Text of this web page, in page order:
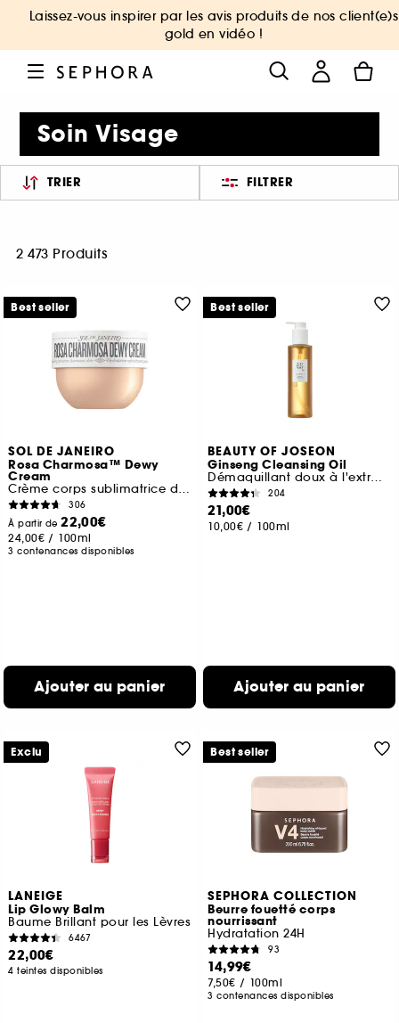
Laissez-vous inspirer par les avis produits de nos client(e)s
gold en vidéo !
Soin Visage
TRIER FILTRER
2 473 Produits
SOL DE JANEIRO
Rosa Charmosa™ Dewy
Cream
Crème corps sublimatrice d'éclat
306
À partir de22,00€
24,00€ / 100ml
3 contenances disponibles
Ajouter au panier
Best seller
BEAUTY OF JOSEON
Ginseng Cleansing Oil
Démaquillant doux à l'extrait de ginseng
204
21,00€
10,00€ / 100ml
Ajouter au panier
Best seller
LANEIGE
Lip Glowy Balm
Baume Brillant pour les Lèvres
6467
22,00€
4 teintes disponibles
Exclu
SEPHORA COLLECTION
Beurre fouetté corps
nourrissant
Hydratation 24H
93
14,99€
7,50€ / 100ml
3 contenances disponibles
Best seller